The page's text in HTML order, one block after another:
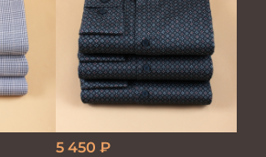
5 450 ₽